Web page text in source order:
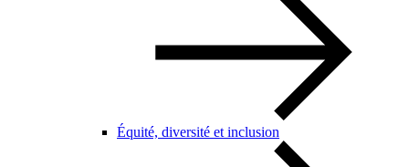
Équité, diversité et inclusion